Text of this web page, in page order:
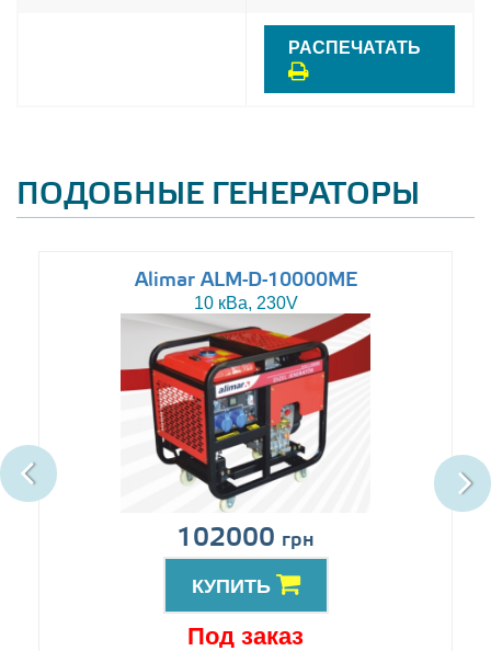
РАСПЕЧАТАТЬ
ПОДОБНЫЕ ГЕНЕРАТОРЫ
Alimar ALM-D-10000ME
10 кВа, 230V
102000 грн
КУПИТЬ
Под заказ